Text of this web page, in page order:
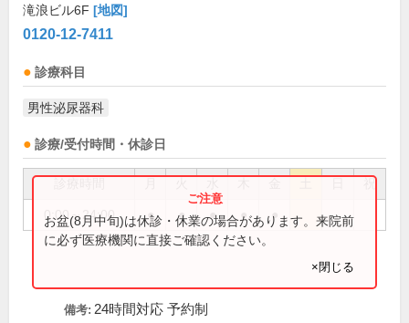
滝浪ビル6F [地図]
0120-12-7411
診療科目
男性泌尿器科
診療/受付時間・休診日
祝
0:00～24:00 ● ● ● ● ●
お盆(8月中旬)は休診・休業の場合があります。来院前
に必ず医療機関に直接ご確認ください。
×閉じる
備考: 24時間対応 予約制